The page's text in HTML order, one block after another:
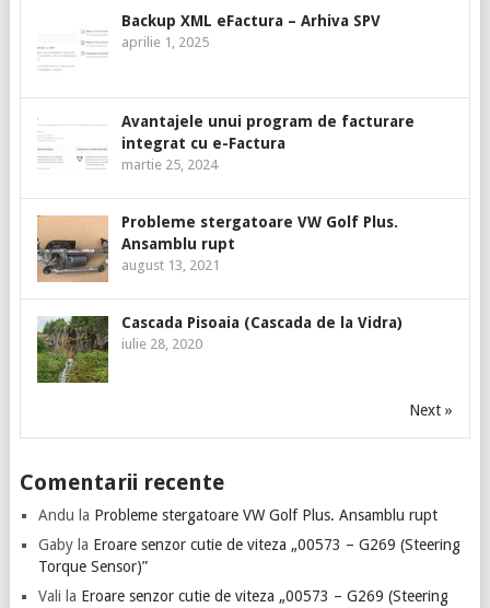
Backup XML eFactura – Arhiva SPV
aprilie 1, 2025
Avantajele unui program de facturare
integrat cu e-Factura
martie 25, 2024
Probleme stergatoare VW Golf Plus.
Ansamblu rupt
august 13, 2021
Cascada Pisoaia (Cascada de la Vidra)
iulie 28, 2020
Next »
Comentarii recente
Andu la Probleme stergatoare VW Golf Plus. Ansamblu rupt
Gabyla Eroare senzor cutie de viteza „00573 – G269 (Steering
Torque Sensor)”
Vali la Eroare senzor cutie de viteza „00573 – G269 (Steering